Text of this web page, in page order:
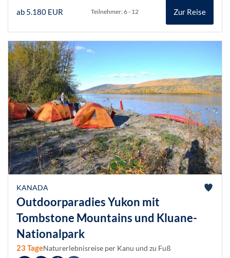
ab 5.180 EUR Teilnehmer: 6 - 12 Zur Reise
KANADA
Outdoorparadies Yukon mit
Tombstone Mountains und Kluane-
Nationalpark
23 TageNaturerlebnisreise per Kanu und zu Fuß